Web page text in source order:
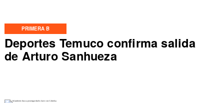
PRIMERA B
Deportes Temuco confirma salida
de Arturo Sanhueza